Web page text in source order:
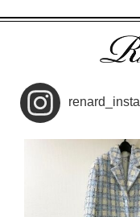
renard_insta